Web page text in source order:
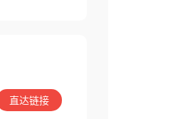
直达链接